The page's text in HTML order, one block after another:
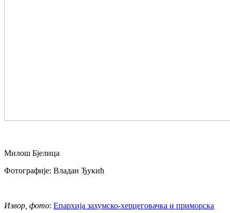
Милош Бјелица
Фотографије: Владан Ђукић
Извор, фото: Епархија захумско-херцеговачка и приморска